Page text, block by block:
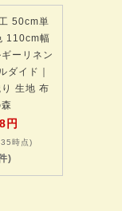
50cm単
110cm幅
ーリネン
ダイド｜
生地 布
円
時点)
)